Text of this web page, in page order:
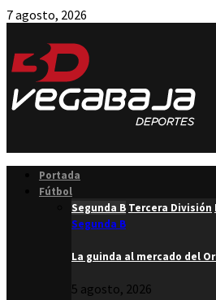
7 agosto, 2026
Portada
Fútbol
Segunda B Tercera División
Segunda B
La guinda al mercado del
5 agosto, 2026